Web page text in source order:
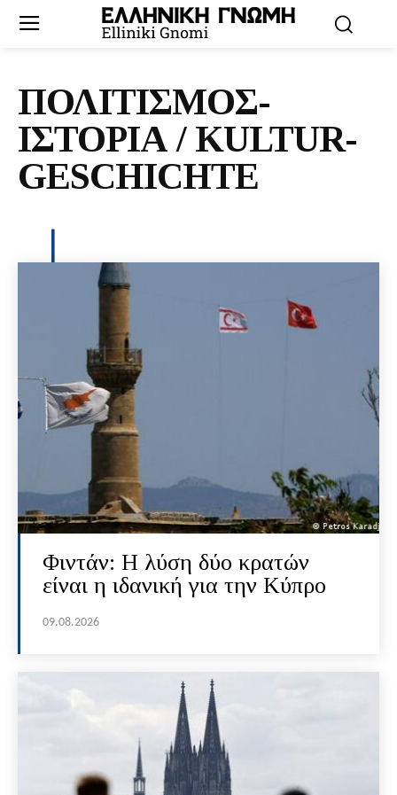
ΠΟΛΙΤΙΣΜΟΣ-
ΙΣΤΟΡΙΑ / KULTUR-
GESCHICHTE
Φιντάν: Η λύση δύο κρατών
είναι η ιδανική για την Κύπρο
09.08.2026